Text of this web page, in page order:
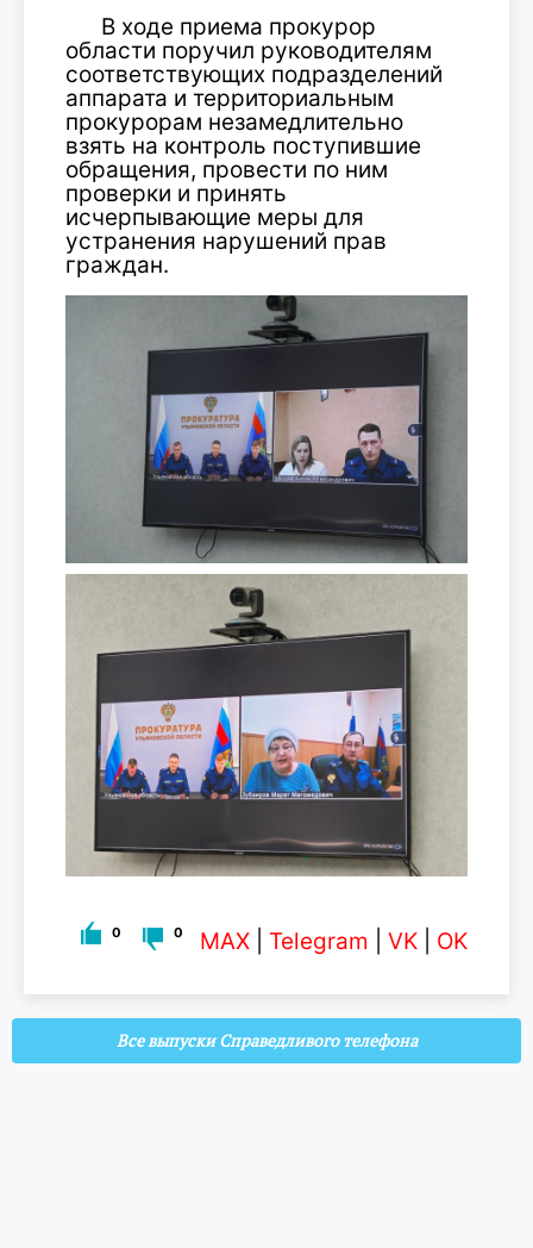
В ходе приема прокурор
области поручил руководителям
соответствующих подразделений
аппарата и территориальным
прокурорам незамедлительно
взять на контроль поступившие
обращения, провести по ним
проверки и принять
исчерпывающие меры для
устранения нарушений прав
граждан.
0 0 MAX Telegram VK OK
Все выпуски Справедливого телефона